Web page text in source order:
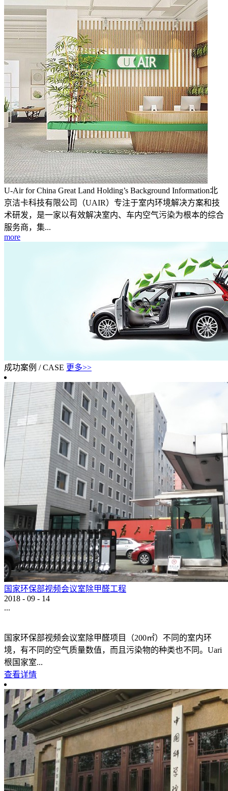
U-Air for China Great Land Holding’s Background Information北
京洁卡科技有限公司（UAIR）专注于室内环境解决方案和技
术研发，是一家以有效解决室内、车内空气污染为根本的综合
服务商，集...
more
成功案例 / CASE 更多>>
国家环保部视频会议室除甲醛工程
2018 - 09 - 14
...
国家环保部视频会议室除甲醛项目（200㎡）不同的室内环
境，有不同的空气质量数值，而且污染物的种类也不同。Uari
根国家室...
查看详情